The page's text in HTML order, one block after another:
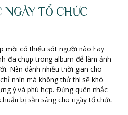
NGÀY TỔ CHỨC
mời có thiếu sót người nào hay
đã chụp trong album để làm ảnh
Nên dành nhiều thời gian cho
nhìn mà không thử thì sẽ khó
ý và phù hợp. Đừng quên nhắc
bị sẵn sàng cho ngày tổ chức